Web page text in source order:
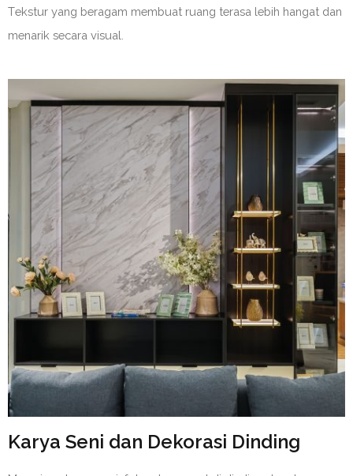
Tekstur yang beragam membuat ruang terasa lebih hangat dan
menarik secara visual.
Karya Seni dan Dekorasi Dinding